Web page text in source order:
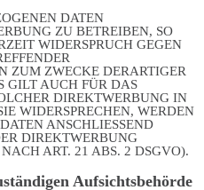
DATEN
ZU BETREIBEN, SO
WIDERSPRUCH GEGEN
ZUM ZWECKE DERARTIGER
GILT AUCH FÜR DAS
DIREKTWERBUNG IN
WIDERSPRECHEN, WERDEN
ANSCHLIESSEND
DIREKTWERBUNG
ART. 21 ABS. 2 DSGVO).
Aufsichts­behörde